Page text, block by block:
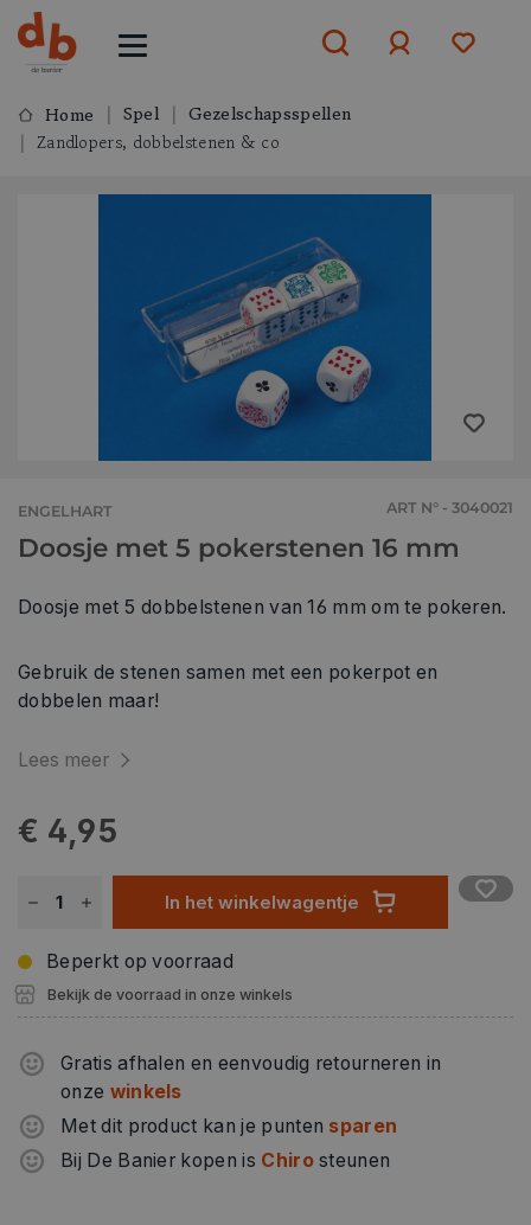
Home Spel
Gezelschapsspellen
Zandlopers, dobbelstenen & co
ENGELHART ART N° - 3040021
Doosje met 5 pokerstenen 16 mm
Doosje met 5 dobbelstenen van 16 mm om te pokeren.
Gebruik de stenen samen met een pokerpot en
dobbelen maar!
Lees meer
€ 4,95
In het winkelwagentje
Beperkt op voorraad
Bekijk de voorraad in onze winkels
Gratis afhalen en eenvoudig retourneren in
onze winkels
Met dit product kan je punten sparen
Bij De Banier kopen is Chirosteunen